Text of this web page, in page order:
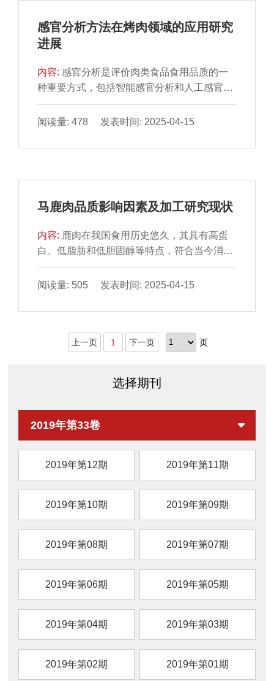
相关（P＜0.05、P＜0.01），牛心水分含量与
L*、b*呈极显著负相关（P＜0.01），MDA含
量与TVB-N含量、L*、b*呈极显著正相关（P
＜0.01），与a*呈极显著负相关（P＜
0.01）。综上，牛心、牛肝、牛肚、牛肠均随
重，牛心脂质氧化最严重，牛肠蛋白损失最严
可加速脂肪氧化，进而促进贮藏期内柠檬凤爪
过氧化值和TBARS值升高。辐照剂量为6 kGy
高于其他辐照剂量组（P＜0.05）。气相色谱-
质谱结果显示，辐照处理显著影响柠檬凤爪的
挥发性风味物质含量，酯类含量随着辐照强度
的升高而减少。综上，采用6 kGy辐照的柠檬
感官分析方法在烤肉领域的应用研究
进展
内容: 感官分析是评价肉类食品食用品质的一
种重要方式，包括智能感官分析和人工感官分
析2 种，智能感官分析操作简便、快速、重复
性好，人工感官分析可对样品进行多方位分
方式能赋予肉品独特的口感和丰富的风味，是
优劣是消费者在进行消费抉择时的重要参考指
对感官分析方法概念及其在烤肉食用品质研究
分析方法在烤肉领域的应用提供参考。
阅读量: 478 发表时间: 2025-04-15
马鹿肉品质影响因素及加工研究现状
内容: 鹿肉在我国食用历史悠久，其具有高蛋
白、低脂肪和低胆固醇等特点，符合当今消费
者对健康饮食的需求，在国际市场上也供不应
求，深受国内外消费者的喜爱。马鹿是我国药
他品种鹿。新疆是我国非常重要的马鹿资源分
素，主要包括内在因素（月龄、性别、肌肉部
肉相关产品进行讨论，较为系统地总结国内外
性，构建适合于马鹿肉的生产加工体系，以期
持。
阅读量: 505 发表时间: 2025-04-15
上一页 1 下一页 页
选择期刊
2019年第33卷
2019年第12期 2019年第11期
2019年第10期 2019年第09期
2019年第08期 2019年第07期
2019年第06期 2019年第05期
2019年第04期 2019年第03期
2019年第02期 2019年第01期